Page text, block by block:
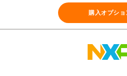
SPF5200AMMG7ES
935439939557
2026-06-24
購入オプショ